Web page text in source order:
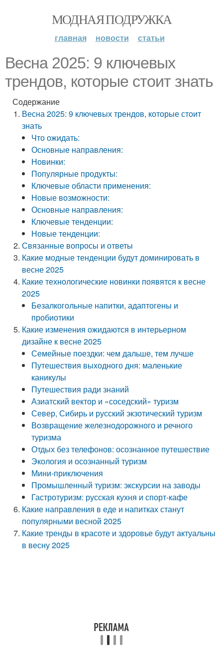
МОДНАЯ ПОДРУЖКА
главная новости статьи
Весна 2025: 9 ключевых
трендов, которые стоит знать
Содержание
Весна 2025: 9 ключевых трендов, которые стоит
знать
Что ожидать:
Основные направления:
Новинки:
Популярные продукты:
Ключевые области применения:
Новые возможности:
Основные направления:
Ключевые тенденции:
Новые тенденции:
Связанные вопросы и ответы
Какие модные тенденции будут доминировать в
весне 2025
Какие технологические новинки появятся к весне
2025
Безалкогольные напитки, адаптогены и
пробиотики
Какие изменения ожидаются в интерьерном
дизайне к весне 2025
Семейные поездки: чем дальше, тем лучше
Путешествия выходного дня: маленькие
каникулы
Путешествия ради знаний
Азиатский вектор и «соседский» туризм
Север, Сибирь и русский экзотический туризм
Возвращение железнодорожного и речного
туризма
Отдых без телефонов: осознанное путешествие
Экология и осознанный туризм
Мини-приключения
Промышленный туризм: экскурсии на заводы
Гастротуризм: русская кухня и спорт-кафе
Какие направления в еде и напитках станут
популярными весной 2025
Какие тренды в красоте и здоровье будут актуальны
в весну 2025